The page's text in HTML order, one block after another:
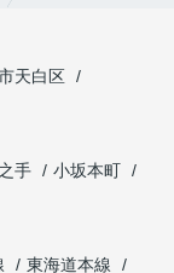
天白区
手
小坂本町
東海道本線